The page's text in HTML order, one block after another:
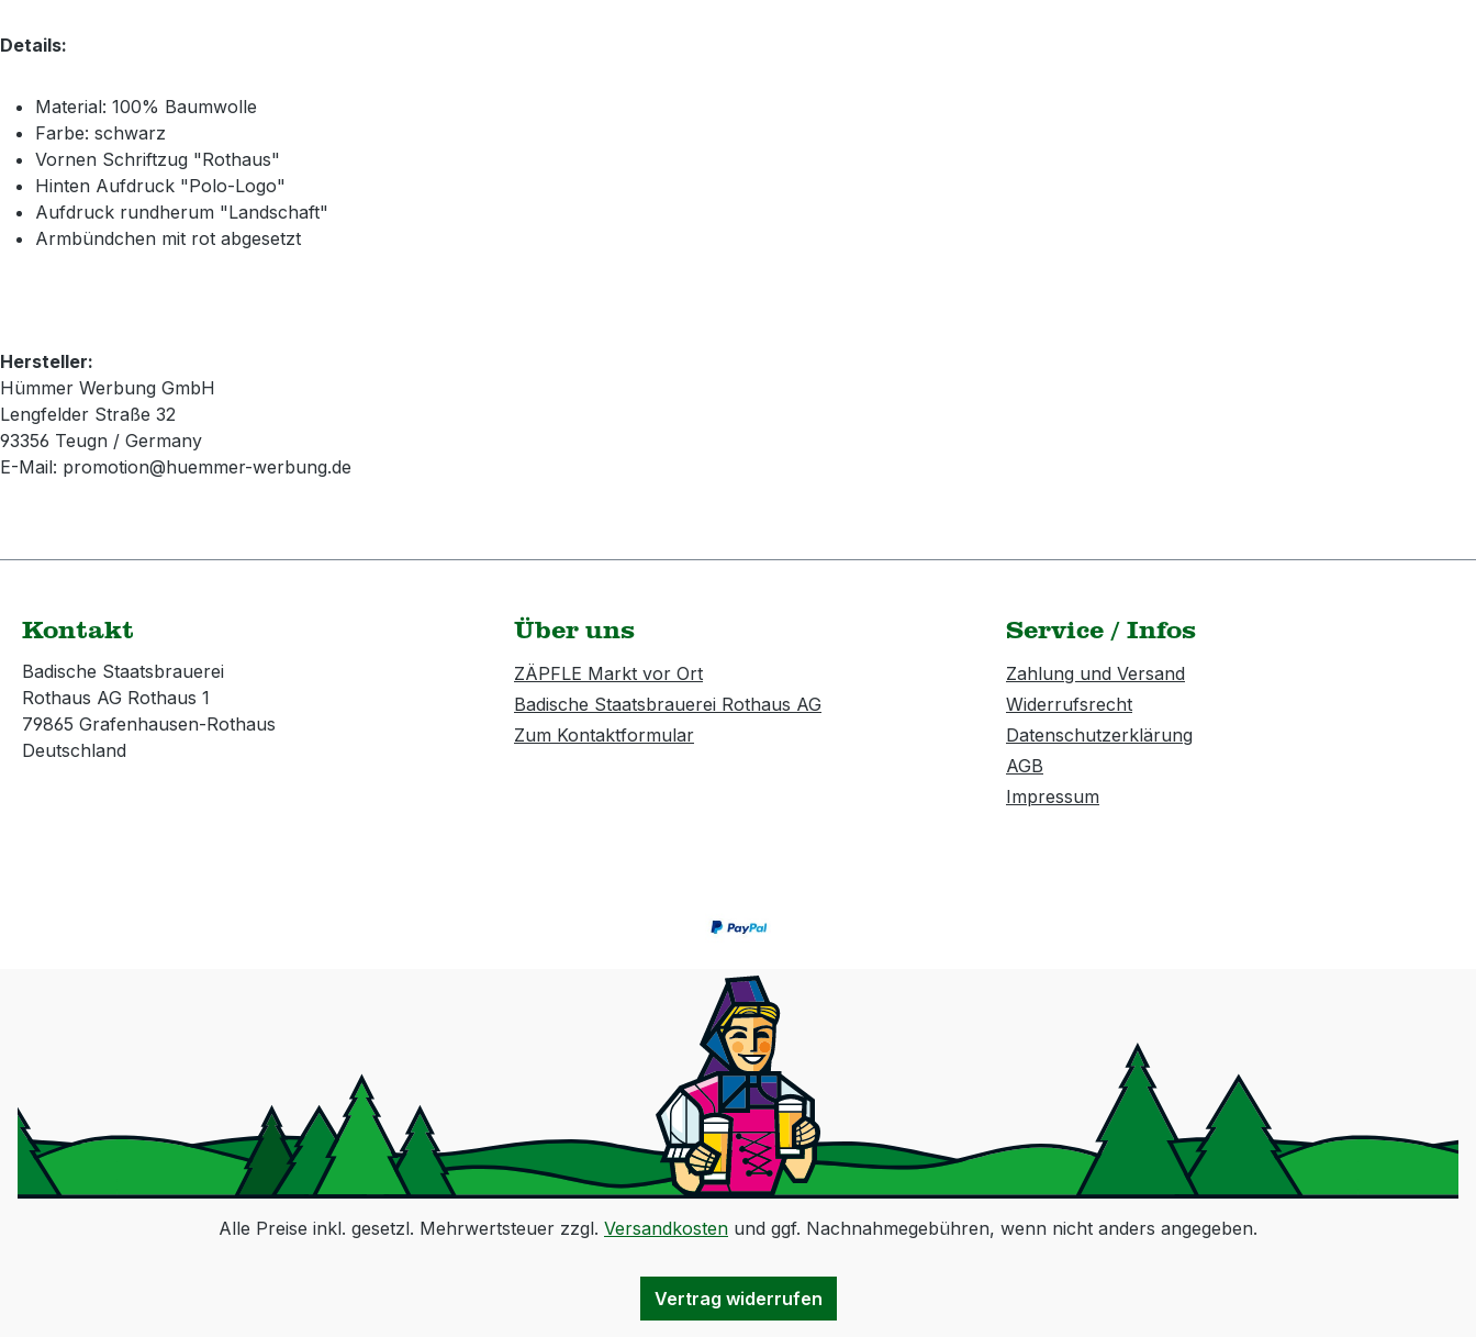
Details:
Material: 100% Baumwolle
Farbe: schwarz
Vornen Schriftzug "Rothaus"
Hinten Aufdruck "Polo-Logo"
Aufdruck rundherum "Landschaft"
Armbündchen mit rot abgesetzt
Hersteller:
Hümmer Werbung GmbH
Lengfelder Straße 32
93356 Teugn / Germany
E-Mail: promotion@huemmer-werbung.de
Kontakt
Badische Staatsbrauerei
Rothaus AG Rothaus 1
79865 Grafenhausen-Rothaus
Deutschland
Über uns
ZÄPFLE Markt vor Ort
Badische Staatsbrauerei Rothaus AG
Zum Kontaktformular
Service / Infos
Zahlung und Versand
Widerrufsrecht
Datenschutzerklärung
AGB
Impressum
Alle Preise inkl. gesetzl. Mehrwertsteuer zzgl. Versandkosten und ggf. Nachnahmegebühren, wenn nicht anders angegeben.
Vertrag widerrufen